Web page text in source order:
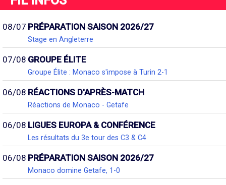
08/07 PRÉPARATION SAISON 2026/27
Stage en Angleterre
07/08 GROUPE ÉLITE
Groupe Élite : Monaco s'impose à Turin 2-1
06/08 RÉACTIONS D'APRÈS-MATCH
Réactions de Monaco - Getafe
06/08 LIGUES EUROPA & CONFÉRENCE
Les résultats du 3e tour des C3 & C4
06/08 PRÉPARATION SAISON 2026/27
Monaco domine Getafe, 1-0